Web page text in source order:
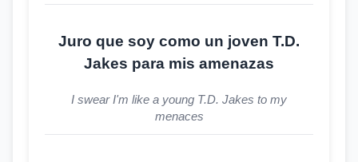
Juro que soy como un joven T.D.
Jakes para mis amenazas
I swear I'm like a young T.D. Jakes to my
menaces